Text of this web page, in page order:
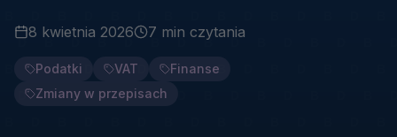
8 kwietnia 2026 7 min czytania
Podatki VAT
Finanse
Zmiany w przepisach